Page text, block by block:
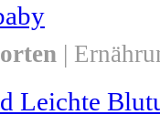
|
Leichte